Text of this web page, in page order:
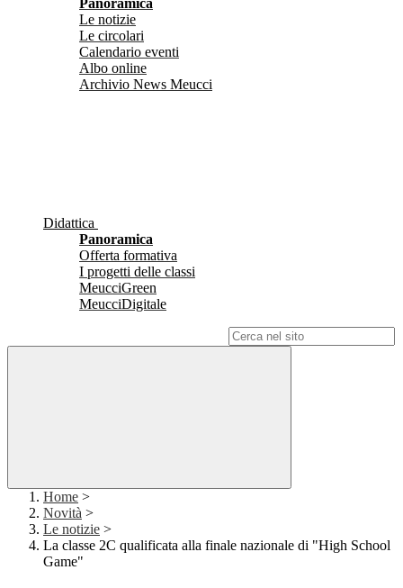
Panoramica
Le notizie
Le circolari
Calendario eventi
Albo online
Archivio News Meucci
Didattica
Panoramica
Offerta formativa
I progetti delle classi
MeucciGreen
MeucciDigitale
Home >
Novità >
Le notizie >
La classe 2C qualificata alla finale nazionale di "High School
Game"